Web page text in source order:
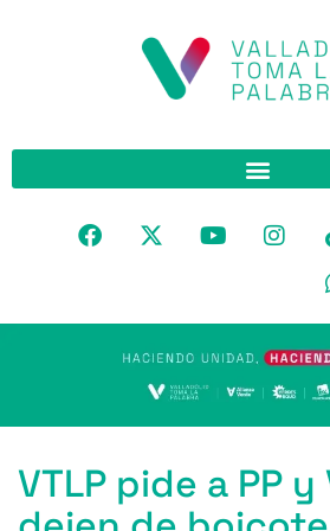
VTLP pide a PP y